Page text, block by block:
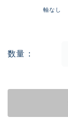
軸なし
数量